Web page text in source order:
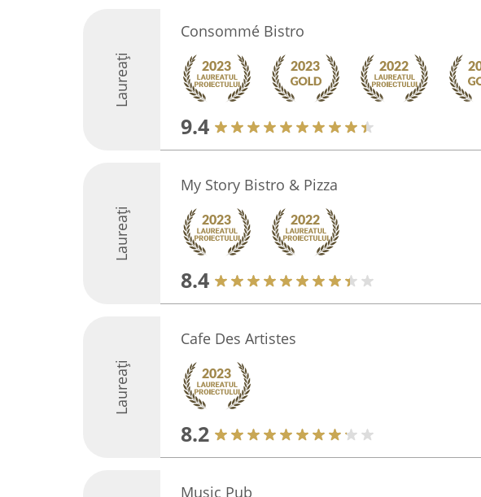
Laureați
Consommé Bistro
9.4
Laureați
My Story Bistro & Pizza
8.4
Laureați
Cafe Des Artistes
8.2
Music Pub